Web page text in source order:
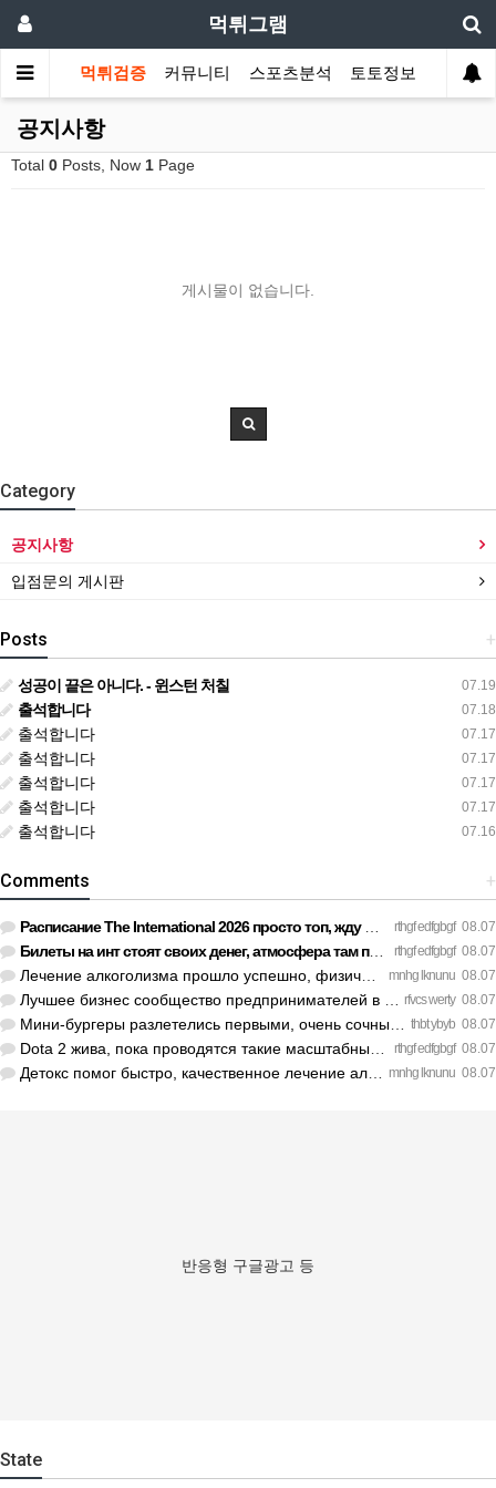
먹튀그램
먹튀검증 커뮤니티 스포츠분석 토토정보
공지사항
Total 0 Posts, Now 1 Page
게시물이 없습니다.
Category
공지사항
입점문의 게시판
+
Posts
07.19
성공이 끝은 아니다. - 윈스턴 처칠
07.18
출석합니다
07.17
출석합니다
07.17
출석합니다
07.17
출석합니다
07.17
출석합니다
07.16
출석합니다
+
Comments
rthgf edfgbgf 08.07
Расписание The International 2026 просто топ, жду финал! htt…
rthgf edfgbgf 08.07
Билеты на инт стоят своих денег, атмосфера там просто непере…
mnhg lknunu 08.07
Лечение алкоголизма прошло успешно, физической тяги больше н…
rfvcs werty 08.07
Лучшее бизнес сообщество предпринимателей в Санкт-Петербурге…
thbt ybyb 08.07
Мини-бургеры разлетелись первыми, очень сочные. https://inte…
rthgf edfgbgf 08.07
Dota 2 жива, пока проводятся такие масштабные турниры. https…
mnhg lknunu 08.07
Детокс помог быстро, качественное лечение алкоголизма Санкт-…
반응형 구글광고 등
State